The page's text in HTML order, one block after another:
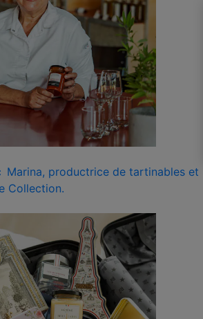
Marina, productrice de tartinables et
Collection.